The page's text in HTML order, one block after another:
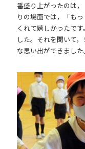
番盛り上がったのは
りの場面では，「も
くれて嬉しかったで
した。それを聞いて
な思い出ができました。